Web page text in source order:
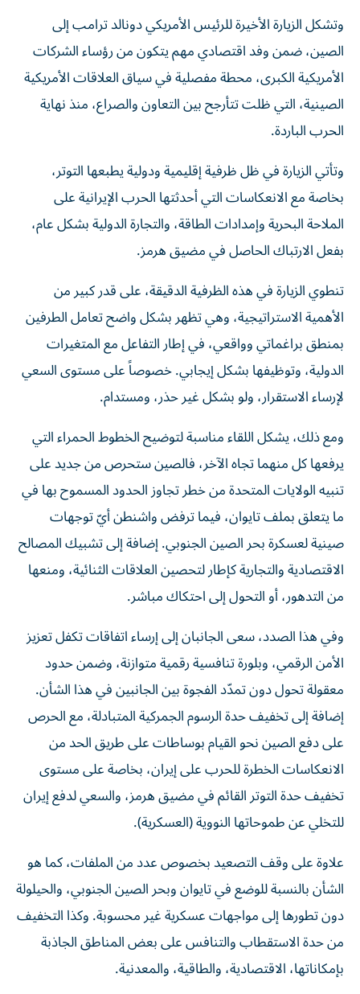
وتشكل الزيارة الأخيرة للرئيس الأمريكي دونالد ترامب إلى
الصين، ضمن وفد اقتصادي مهم يتكون من رؤساء الشركات
الأمريكية الكبرى، محطة مفصلية في سياق العلاقات الأمريكية
الصينية، التي ظلت تتأرجح بين التعاون والصراع، منذ نهاية
الحرب الباردة.
وتأتي الزيارة في ظل ظرفية إقليمية ودولية يطبعها التوتر،
بخاصة مع الانعكاسات التي أحدثتها الحرب الإيرانية على
الملاحة البحرية وإمدادات الطاقة، والتجارة الدولية بشكل عام،
بفعل الارتباك الحاصل في مضيق هرمز.
تنطوي الزيارة في هذه الظرفية الدقيقة، على قدر كبير من
الأهمية الاستراتيجية، وهي تظهر بشكل واضح تعامل الطرفين
بمنطق براغماتي وواقعي، في إطار التفاعل مع المتغيرات
الدولية، وتوظيفها بشكل إيجابي. خصوصاً على مستوى السعي
لإرساء الاستقرار، ولو بشكل غير حذر، ومستدام.
ومع ذلك، يشكل اللقاء مناسبة لتوضيح الخطوط الحمراء التي
يرفعها كل منهما تجاه الآخر، فالصين ستحرص من جديد على
تنبيه الولايات المتحدة من خطر تجاوز الحدود المسموح بها في
ما يتعلق بملف تايوان، فيما ترفض واشنطن أيّ توجهات
صينية لعسكرة بحر الصين الجنوبي. إضافة إلى تشبيك المصالح
الاقتصادية والتجارية كإطار لتحصين العلاقات الثنائية، ومنعها
من التدهور، أو التحول إلى احتكاك مباشر.
وفي هذا الصدد، سعى الجانبان إلى إرساء اتفاقات تكفل تعزيز
الأمن الرقمي، وبلورة تنافسية رقمية متوازنة، وضمن حدود
معقولة تحول دون تمدّد الفجوة بين الجانبين في هذا الشأن.
إضافة إلى تخفيف حدة الرسوم الجمركية المتبادلة، مع الحرص
على دفع الصين نحو القيام بوساطات على طريق الحد من
الانعكاسات الخطرة للحرب على إيران، بخاصة على مستوى
تخفيف حدة التوتر القائم في مضيق هرمز، والسعي لدفع إيران
للتخلي عن طموحاتها النووية (العسكرية).
علاوة على وقف التصعيد بخصوص عدد من الملفات، كما هو
الشأن بالنسبة للوضع في تايوان وبحر الصين الجنوبي، والحيلولة
دون تطورها إلى مواجهات عسكرية غير محسوبة. وكذا التخفيف
من حدة الاستقطاب والتنافس على بعض المناطق الجاذبة
بإمكاناتها، الاقتصادية، والطاقية، والمعدنية.